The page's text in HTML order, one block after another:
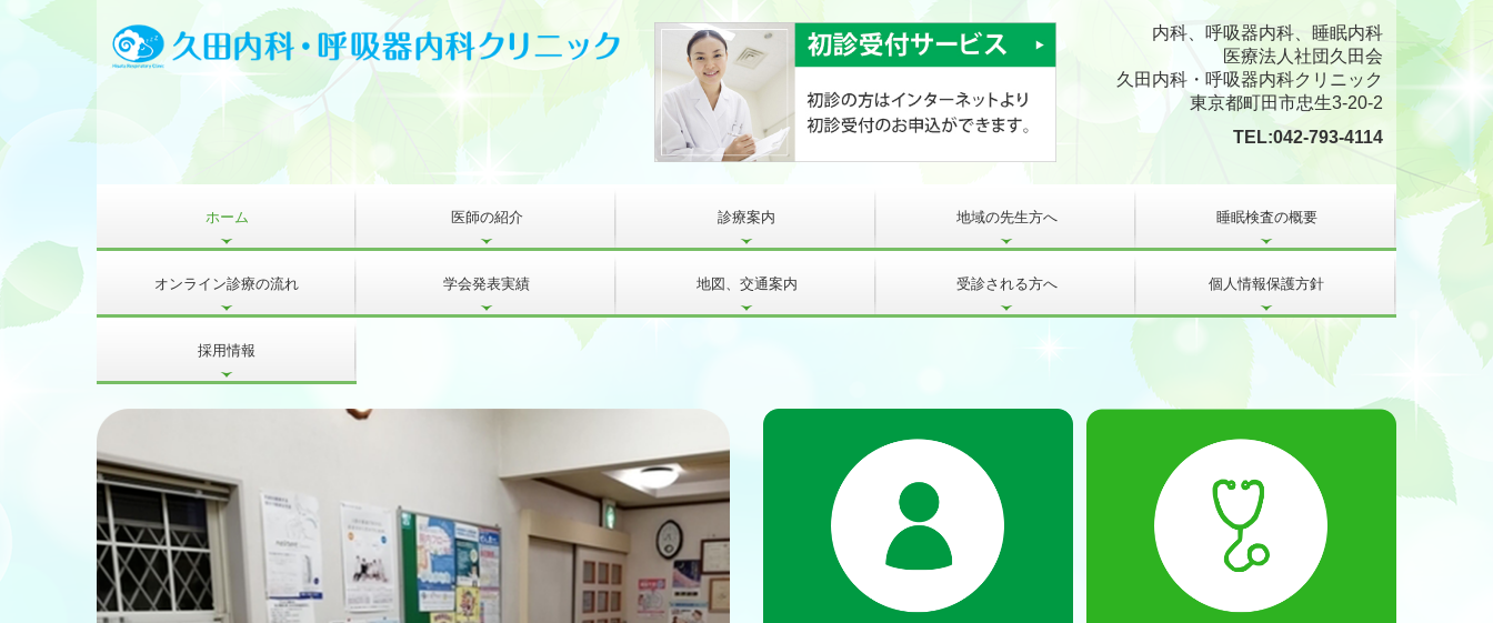
内科、呼吸器内科、睡眠内科
医療法人社団久田会
久田内科・呼吸器内科クリニック
東京都町田市忠生3-20-2
TEL:042-793-4114
ホーム 医師の紹介 診療案内 地域の先生方へ 睡眠検査の概要
オンライン診療の流れ 学会発表実績 地図、交通案内 受診される方へ 個人情報保護方針
採用情報